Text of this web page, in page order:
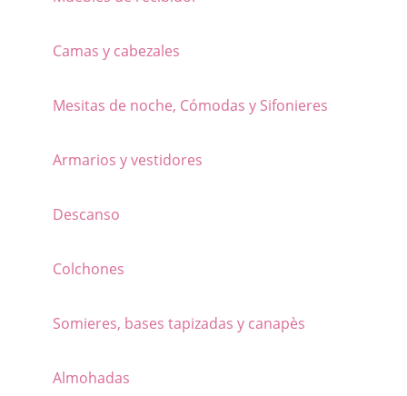
Camas y cabezales
Mesitas de noche, Cómodas y Sifonieres
Armarios y vestidores
Descanso
Colchones
Somieres, bases tapizadas y canapès
Almohadas